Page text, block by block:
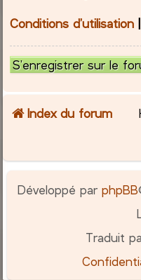
Conditions d’utilisation
S’enregistrer sur le
Index du forum
Développé parphpBB
Traduit